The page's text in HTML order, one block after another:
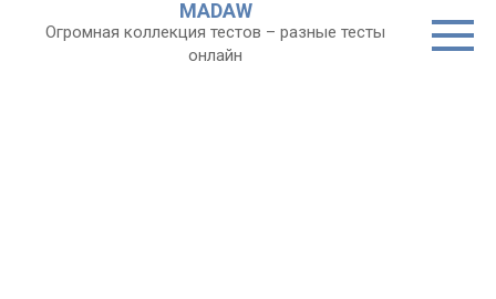
MADAW
Огромная коллекция тестов – разные тесты
онлайн